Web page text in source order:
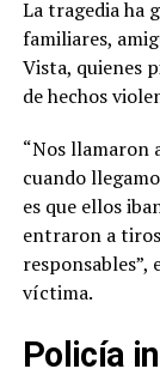
La tragedia ha
familiares,
Vista, quienes
de hechos
“Nos llamaron
cuando
es que ellos
entraron a
responsables”,
víctima.
Policía